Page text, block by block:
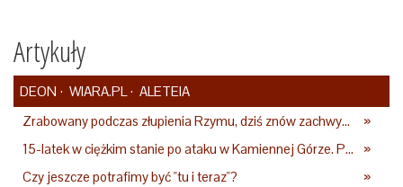
Artykuły
DEON WIARA.PL
ALETEIA
»
Zrabowany podczas złupienia Rzymu, dziś znów zachwyca. Wyjątkowy arras w Castel Gandolfo
»
15-latek w ciężkim stanie po ataku w Kamiennej Górze. Policja zatrzymała dwóch nastolatków
»
Czy jeszcze potrafimy być "tu i teraz"?